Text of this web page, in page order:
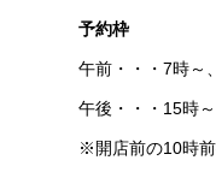
予約枠
午前・・・7時～
午後・・・15時
※開店前の10時